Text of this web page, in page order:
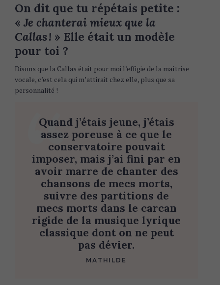
On dit que tu répétais petite :
« Je chanterai mieux que la
Callas ! » Elle était un modèle
pour toi ?
Disons que la Callas était pour moi l’effigie de la maîtrise
vocale, c’est cela qui m’attirait chez elle, plus que sa
personnalité !
Quand j’étais jeune, j’étais
assez poreuse à ce que le
conservatoire pouvait
imposer, mais j’ai fini par en
avoir marre de chanter des
chansons de mecs morts,
suivre des partitions de
mecs morts dans le carcan
rigide de la musique lyrique
classique dont on ne peut
pas dévier.
MATHILDE